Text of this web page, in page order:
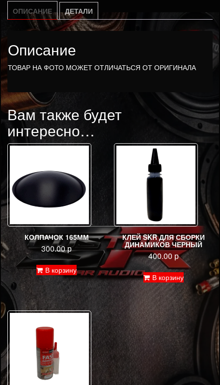
200
ОПИСАНИЕ ДЕТАЛИ
Описание
ТОВАР НА ФОТО МОЖЕТ ОТЛИЧАТЬСЯ ОТ ОРИГИНАЛА
Вам также будет
интересно…
КОЛПАЧОК 165ММ
300.00р
В корзину
КЛЕЙ SKR ДЛЯ СБОРКИ
ДИНАМИКОВ ЧЕРНЫЙ
400.00 р
В корзину